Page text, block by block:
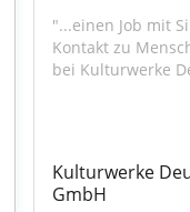
"...einen Job mit
Kontakt zu
bei Kulturwerke
Kulturwerke
GmbH